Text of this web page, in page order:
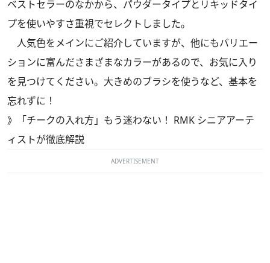
ベストセラーのなかから、パウダータイプとリキッドタイ
プを使いやすさ重視でセレクトしました。
人気色をメインにご紹介していますが、他にもバリエー
ションに富んださまざまなカラーがあるので、お気に入り
を見つけてください。大きめのブラシを使うなど、基本を
忘れずに！
》
「チークの入れ方」もう迷わない！ RMK シニアアーテ
ィストが徹底解説
ADVERTISEMENT